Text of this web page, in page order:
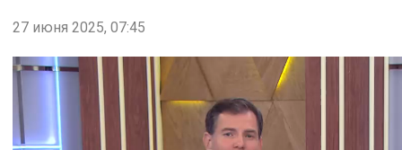
27 июня 2025, 07:45